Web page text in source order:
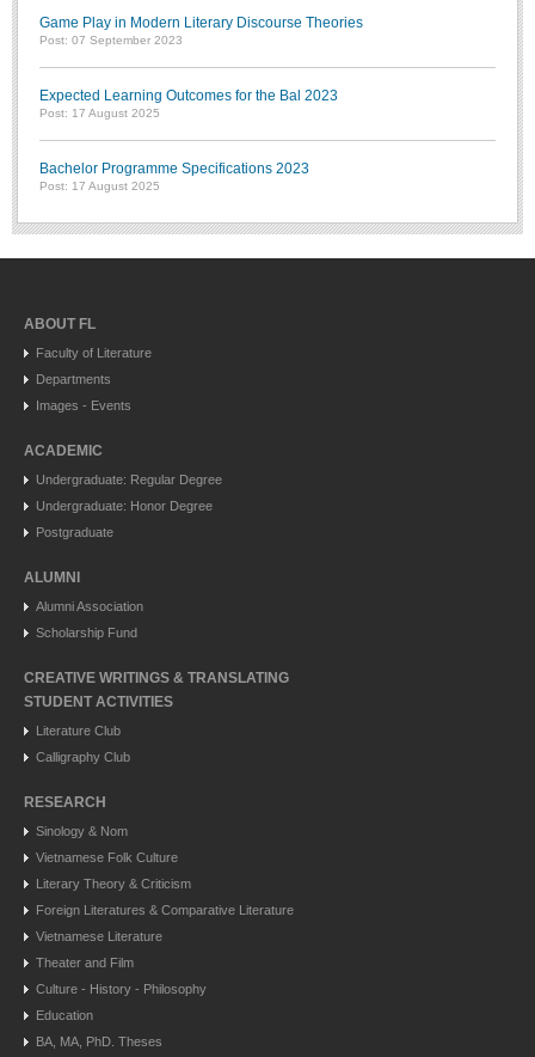
Game Play in Modern Literary Discourse Theories
Post: 07 September 2023
Expected Learning Outcomes for the Bal 2023
Post: 17 August 2025
Bachelor Programme Specifications 2023
Post: 17 August 2025
ABOUT FL
Faculty of Literature
Departments
Images - Events
ACADEMIC
Undergraduate: Regular Degree
Undergraduate: Honor Degree
Postgraduate
ALUMNI
Alumni Association
Scholarship Fund
CREATIVE WRITINGS & TRANSLATING
STUDENT ACTIVITIES
Literature Club
Calligraphy Club
RESEARCH
Sinology & Nom
Vietnamese Folk Culture
Literary Theory & Criticism
Foreign Literatures & Comparative Literature
Vietnamese Literature
Theater and Film
Culture - History - Philosophy
Education
BA, MA, PhD. Theses